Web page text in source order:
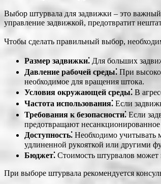
Выбор штурвала для задвижки – это важный
управление задвижкой, предотвратит
Чтобы сделать правильный выбор,
Размер задвижки⁚ Для больших
Давление рабочей среды⁚ При
необходимое для вращения штока.
Условия окружающей среды⁚ В
Частота использования⁚ Если
Требования к безопасности⁚ Если
предотвращают
Доступность⁚ Необходимо учитывать
удлиненной рукояткой или другими
Бюджет⁚ Стоимость штурвалов может
При выборе штурвала рекомендуется